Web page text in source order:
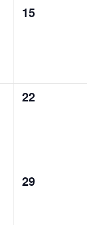
0
15
0
22
0
29